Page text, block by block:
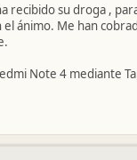
recibido su droga ,
ánimo. Me han
Note 4 mediante